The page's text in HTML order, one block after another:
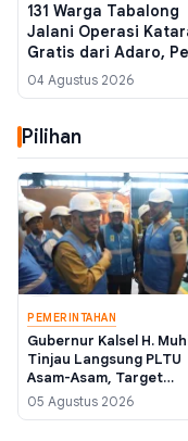
131 Warga Tabalong
Jalani Operasi
Gratis dari Adaro,
Lansia Ini Kembali
Melihat Jelas
04 Agustus 2026
Pilihan
PEMERINTAHAN
Gubernur Kalsel H.
Tinjau Langsung PLTU
Asam-Asam, Target
Perbaikan Unit 54 MW
Rampung 25 Agustus
05 Agustus 2026